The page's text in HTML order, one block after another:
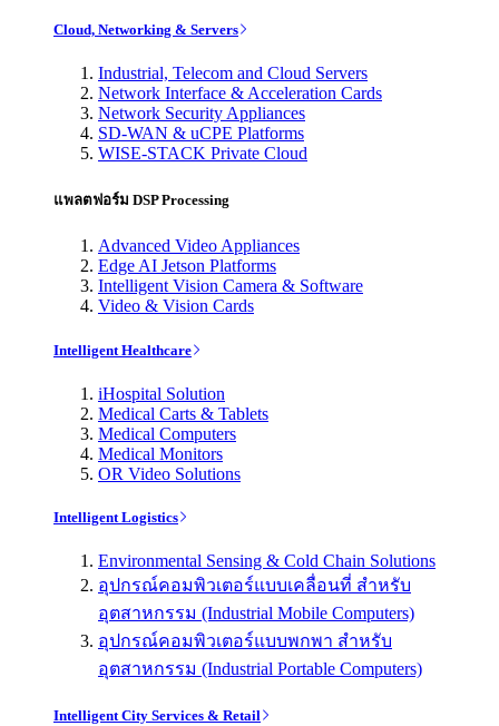
Cloud, Networking & Servers
Industrial, Telecom and Cloud Servers
Network Interface & Acceleration Cards
Network Security Appliances
SD-WAN & uCPE Platforms
WISE-STACK Private Cloud
แพลตฟอร์ม DSP Processing
Advanced Video Appliances
Edge AI Jetson Platforms
Intelligent Vision Camera & Software
Video & Vision Cards
Intelligent Healthcare
iHospital Solution
Medical Carts & Tablets
Medical Computers
Medical Monitors
OR Video Solutions
Intelligent Logistics
Environmental Sensing & Cold Chain Solutions
อุปกรณ์คอมพิวเตอร์แบบเคลื่อนที่ สำหรับ
อุตสาหกรรม (Industrial Mobile Computers)
อุปกรณ์คอมพิวเตอร์แบบพกพา สำหรับ
อุตสาหกรรม (Industrial Portable Computers)
Intelligent City Services & Retail